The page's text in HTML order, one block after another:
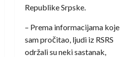
Republike Srpske.
– Prema informacijama koje
sam pročitao, ljudi iz RSRS
održali su neki sastanak,